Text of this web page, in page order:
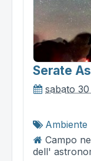
Serate
sabato
Ambiente
Campo
dell'